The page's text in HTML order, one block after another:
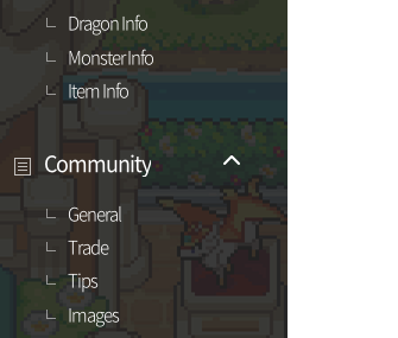
Dragon Info
Monster Info
Item Info
Community
General
Trade
Tips
Images